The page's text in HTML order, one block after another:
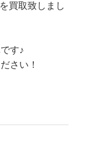
買取致しまし
す♪
さい！